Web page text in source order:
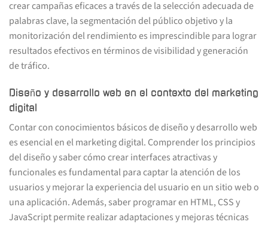
crear campañas eficaces a través de la selección adecuada de
palabras clave, la segmentación del público objetivo y la
monitorización del rendimiento es imprescindible para lograr
resultados efectivos en términos de visibilidad y generación
de tráfico.
Diseño y desarrollo web en el contexto del marketing
digital
Contar con conocimientos básicos de diseño y desarrollo web
es esencial en el marketing digital. Comprender los principios
del diseño y saber cómo crear interfaces atractivas y
funcionales es fundamental para captar la atención de los
usuarios y mejorar la experiencia del usuario en un sitio web o
una aplicación. Además, saber programar en HTML, CSS y
JavaScript permite realizar adaptaciones y mejoras técnicas